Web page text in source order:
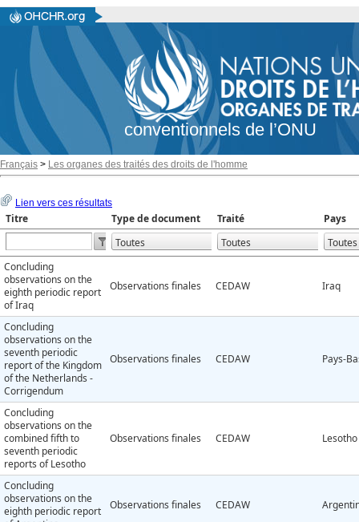
conventionnels de l’ONU
Français > Les organes des traités des droits de l'homme
Lien vers ces résultats
Titre Type de document Traité Pays
Concluding
observations on the
eighth periodic report
of Iraq
Observations finales CEDAW Iraq
Concluding
observations on the
seventh periodic
report of the Kingdom
of the Netherlands -
Corrigendum
Observations finales CEDAW Pays-
Concluding
observations on the
combined fifth to
seventh periodic
reports of Lesotho
Observations finales CEDAW Lesotho
Concluding
observations on the
eighth periodic report
Observations finales CEDAW